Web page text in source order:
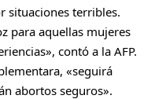
situaciones terribles.
para aquellas mujeres
contó a la AFP.
«seguirá
abortos seguros».